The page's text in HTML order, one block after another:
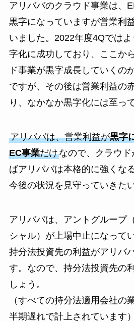
アリババのクラウド事業は、
黒字になっていますが営業利
いました。2022年度4Qでは
字化に成功しており、ここか
ド事業が黒字成長していくの
ですが、その後は営業利益の
り、なかなか黒字化には至っ
アリババは、営業利益が黒字
EC事業だけなので、クラウ
ばアリババは本格的に強くな
今後の状況を見守っていきた
アリババは、アントグループ
シャル）が上場中止になって
持分法投資先の利益がアリバ
す。なので、持分法投資先の
しょう。
（すべての持分法適用会社の
半期遅れで計上されています）